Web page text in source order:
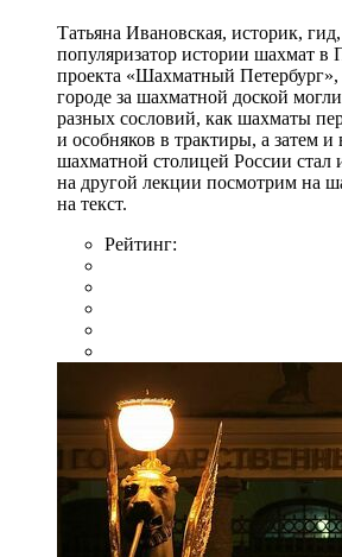
Татьяна Ивановская, историк,
популяризатор истории шахмат в
проекта «Шахматный Петербург»,
городе за шахматной доской
разных сословий, как шахматы
и особняков в трактиры, а затем
шахматной столицей России стал
на другой лекции посмотрим на
на текст.
Рейтинг: